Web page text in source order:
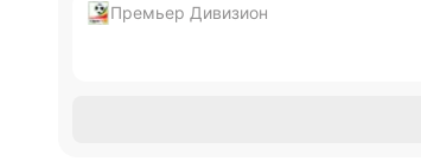
Премьер Дивизион